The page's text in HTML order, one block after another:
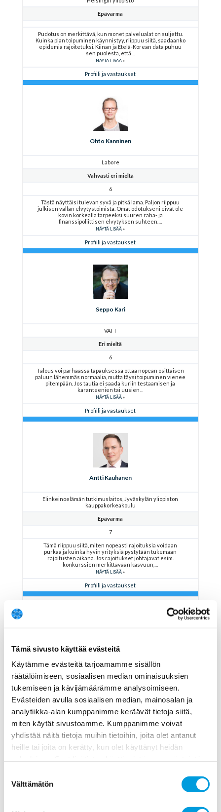
Tämä sivusto käyttää evästeitä
Käytämme evästeitä tarjoamamme sisällön
räätälöimiseen, sosiaalisen median ominaisuuksien
tukemiseen ja kävijämäärämme analysoimiseen.
Evästeiden avulla sosiaalisen median, mainosalan ja
analytiikka-alan kumppanimme keräävät tietoja siitä,
miten käytät sivustoamme. Kumppanimme voivat
yhdistää näitä tietoja muihin tietoihin, joita olet antanut
heille tai joita on kerätty, kun olet käyttänyt heidän
valinta
Välttämätön
Epävarma
Pudotus on merkittävä, kun monet palvelualat on suljettu.
Kuinka pian toipuminen käynnistyy, riippuu siitä, saadaanko
epidemia rajoitetuksi. Kiinan ja Etelä-Korean data puhuu
sen puolesta, että
NÄYTÄ LISÄÄ
Profiili ja vastaukset
Ohto Kanninen
Labore
Vahvasti eri mieltä
6
Tästä näyttäisi tulevan syvä ja pitkä lama. Paljon riippuu
julkisen vallan elvytystoimista. Omat odotukseni eivät ole
kovin korkealla tarpeeksi suuren raha- ja
finanssipoliittisen elvytyksen suhteen.
NÄYTÄ LISÄÄ
Profiili ja vastaukset
Seppo Kari
VATT
Eri mieltä
6
Talous voi parhaassa tapauksessa ottaa nopean osittaisen
paluun lähemmäs normaalia, mutta täysi toipuminen vienee
pitempään. Jos tautia ei saada kuriin testaamisen ja
karanteenien tai uusien
NÄYTÄ LISÄÄ
Profiili ja vastaukset
Antti Kauhanen
Elinkeinoelämän tutkimuslaitos, Jyväskylän yliopiston
kauppakorkeakoulu
Epävarma
7
Tämä riippuu siitä, miten nopeasti rajoituksia voidaan
purkaa ja kuinka hyvin yrityksiä pystytään tukemaan
rajoitusten aikana. Jos rajoitukset johtajavat esim.
konkurssien merkittävään kasvuun,
NÄYTÄ LISÄÄ
Profiili ja vastaukset
Karlo Kauko
Suomen Pankki
Epävarma
4
Pitäisi kysyä infektioepidemiologeilta, missä ajassa tilanne
voitaisiin saada hallintaan niin, että rajoitustoimet voidaan
suurimmaksi osaksi purkaa aiheuttamatta taudin nopeaa
leviämistä. Jos siinä
Profiili ja vastaukset